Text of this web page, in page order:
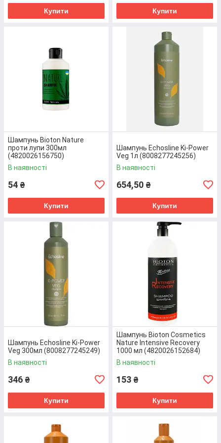
Перейти до товару
Шампунь для сухої та чутливої
шкіри голови Bio Botanical 330ml
До складу входять екстракти лікарських рослин
які володіють виразною протизапальною,
заспокійливою та зволожуючою властивостями.
Його регулярне застосування надає зачісці
породнього блиску, объему, шовковистості та
Перейти до товару
Купити Купити
Шампунь Bioton Nature
проти лупи 300мл
(4820026156750)
В наявності
54 ₴
Купити
Шампунь Echosline Ki-Power
Veg 1л (8008277245256)
В наявності
654,50 ₴
Купити
Шампунь Echosline Ki-Power
Veg 300мл (8008277245249)
В наявності
346 ₴
Купити
Шампунь Bioton Cosmetics
Naturе Intensive Recovery
1000 мл (4820026152684)
В наявності
153 ₴
Купити